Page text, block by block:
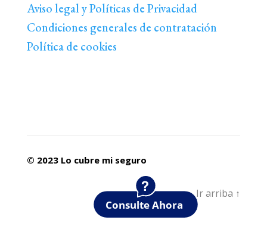
Aviso legal y Políticas de Privacidad
Condiciones generales de contratación
Política de cookies
© 2023 Lo cubre mi seguro
Ir arriba ↑